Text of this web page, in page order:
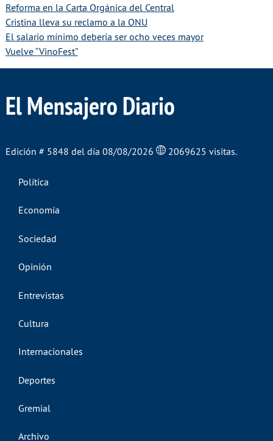
Reforma en la Carta Orgánica del Central
Cristina lleva su reclamo a la ONU
El salario mínimo debería ser ocho veces mayor
Vuelve “VinoFest”
El Mensajero Diario
Edición # 5848 del día 08/08/2026 2069625 visitas.
Política
Economía
Sociedad
Opinión
Entrevistas
Cultura
Internacionales
Deportes
Gremial
Archivo